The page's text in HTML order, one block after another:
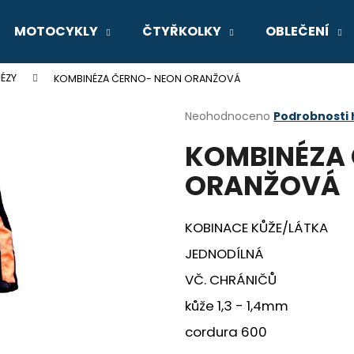
MOTOCYKLY ČTYŘKOLKY OBLEČENÍ
KOMBINÉZA ČERNO- NEON ORANŽOVÁ
Průměrné
produktu
je
0,0
z
hvězdiček.
Neohodnoceno Podrobnosti
KOMBINÉZA
ORANŽOVÁ
KOBINACE KŮŽE/LÁTKA
JEDNODÍLNÁ
VČ. CHRÁNIČŮ
kůže 1,3 - 1,4mm
cordura 600
Co potřebujete najít?
HLEDAT
V-STROM 800DE